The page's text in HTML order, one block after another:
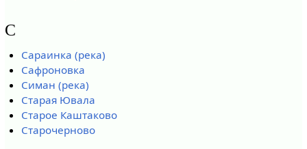
С
Сараинка (река)
Сафроновка
Симан (река)
Старая Ювала
Старое Каштаково
Старочерново